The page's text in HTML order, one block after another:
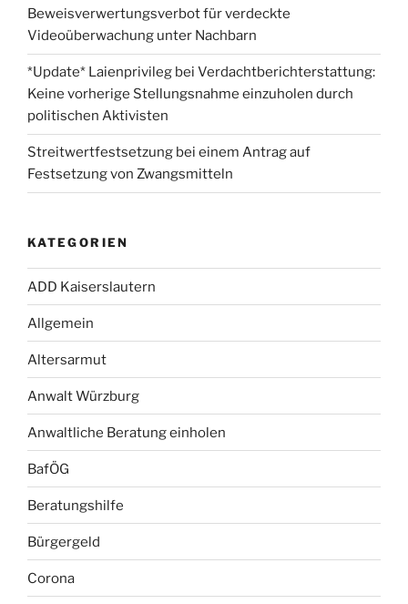
Beweisverwertungsverbot für verdeckte
Videoüberwachung unter Nachbarn
*Update* Laienprivileg bei Verdachtberichterstattung:
Keine vorherige Stellungsnahme einzuholen durch
politischen Aktivisten
Streitwertfestsetzung bei einem Antrag auf
Festsetzung von Zwangsmitteln
KATEGORIEN
ADD Kaiserslautern
Allgemein
Altersarmut
Anwalt Würzburg
Anwaltliche Beratung einholen
BafÖG
Beratungshilfe
Bürgergeld
Corona